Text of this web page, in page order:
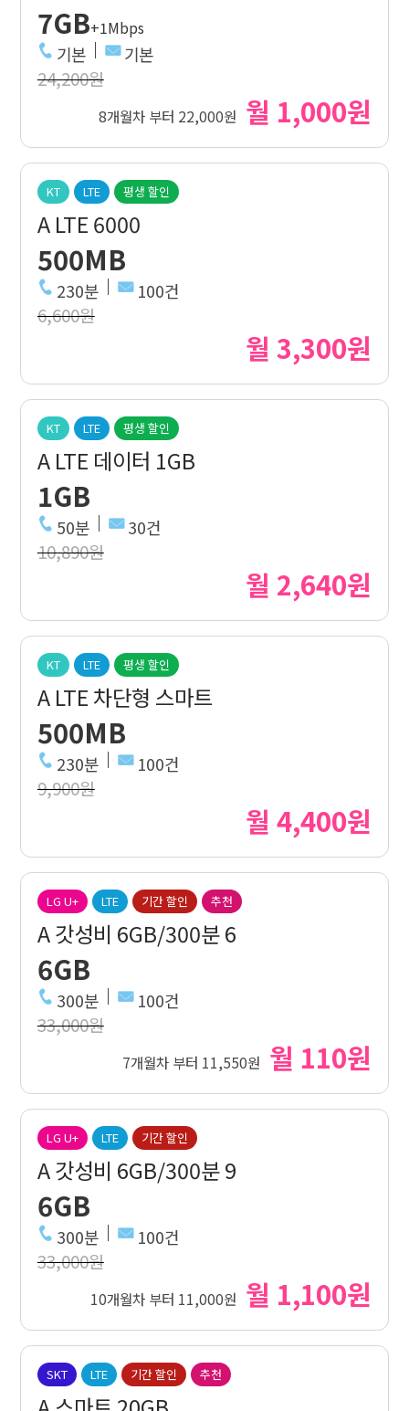
7GB+1Mbps
기본 기본
24,200원
8개월차 부터 22,000원 월 1,000원
KT LTE 평생 할인
A LTE 6000
500MB
230분 100건
6,600원
월 3,300원
KT LTE 평생 할인
A LTE 데이터 1GB
1GB
50분 30건
10,890원
월 2,640원
KT LTE 평생 할인
A LTE 차단형 스마트
500MB
230분 100건
9,900원
월 4,400원
LG U+ LTE 기간 할인 추천
A 갓성비 6GB/300분 6
6GB
300분 100건
33,000원
7개월차 부터 11,550원 월 110원
LG U+ LTE 기간 할인
A 갓성비 6GB/300분 9
6GB
300분 100건
33,000원
10개월차 부터 11,000원 월 1,100원
SKT LTE 기간 할인 추천